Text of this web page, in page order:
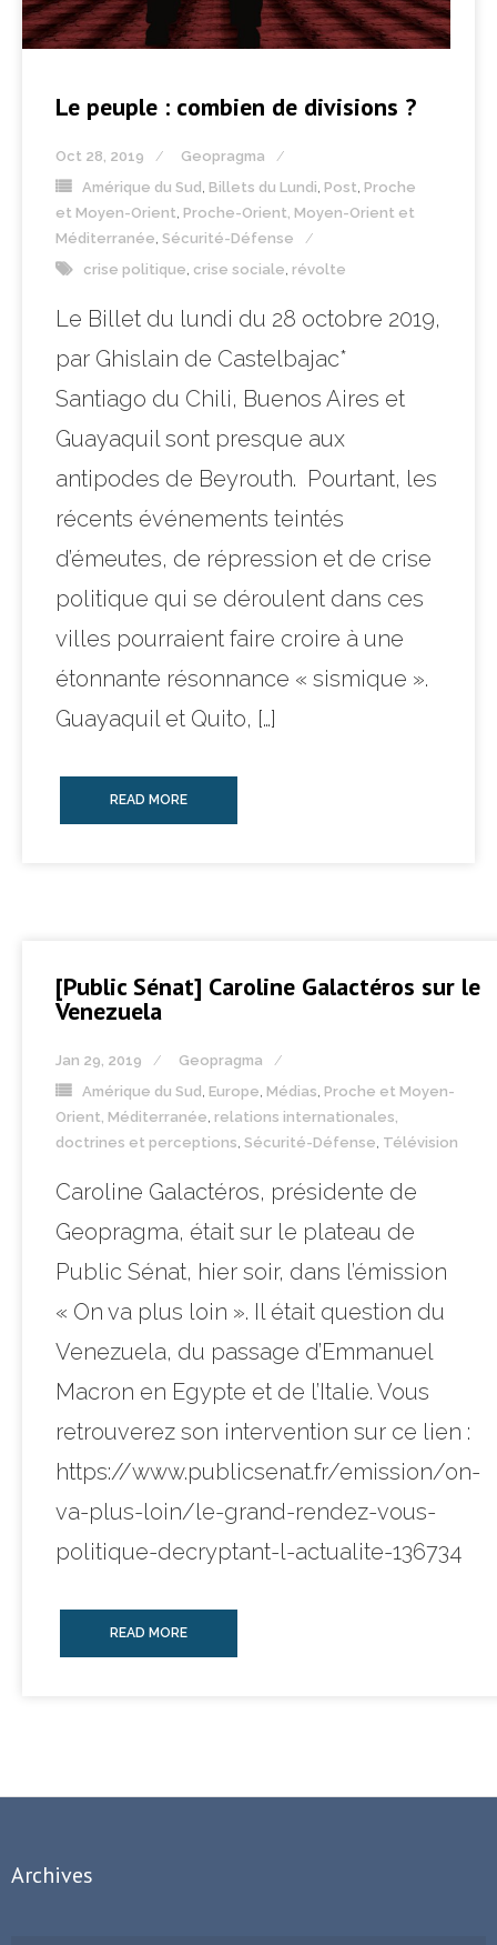
Le peuple : combien de divisions ?
Oct 28, 2019
Geopragma
Amérique du Sud , Billets du Lundi, Post, Proche
et Moyen-Orient, Proche-Orient, Moyen-Orient et
Méditerranée, Sécurité-Défense
crise politique, crise sociale, révolte
Le Billet du lundi du 28 octobre 2019,
par Ghislain de Castelbajac*
Santiago du Chili, Buenos Aires et
Guayaquil sont presque aux
antipodes de Beyrouth. Pourtant, les
récents événements teintés
d’émeutes, de répression et de crise
politique qui se déroulent dans ces
villes pourraient faire croire à une
étonnante résonnance « sismique ».
Guayaquil et Quito, […]
READ MORE
[Public Sénat] Caroline Galactéros sur le
Venezuela
Jan 29, 2019
Geopragma
Amérique du Sud , Europe, Médias, Proche et Moyen-
Orient, Méditerranée, relations internationales,
doctrines et perceptions, Sécurité-Défense, Télévision
Caroline Galactéros, présidente de
Geopragma, était sur le plateau de
Public Sénat, hier soir, dans l’émission
« On va plus loin ». Il était question du
Venezuela, du passage d’Emmanuel
Macron en Egypte et de l’Italie. Vous
retrouverez son intervention sur ce lien :
https://www.publicsenat.fr/emission/on-
va-plus-loin/le-grand-rendez-vous-
politique-decryptant-l-actualite-136734
READ MORE
Archives